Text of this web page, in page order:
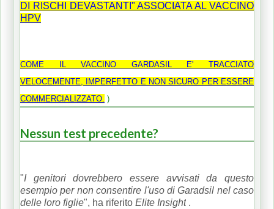
DI RISCHI DEVASTANTI" ASSOCIATA AL VACCINO
HPV
COME IL VACCINO GARDASIL E' TRACCIATO
VELOCEMENTE, IMPERFETTO E NON SICURO PER ESSERE
COMMERCIALIZZATO. )
Nessun test precedente?
"I genitori dovrebbero essere avvisati da questo
esempio per non consentire l'uso di Garadsil nel caso
delle loro figlie", ha riferito Elite Insight .